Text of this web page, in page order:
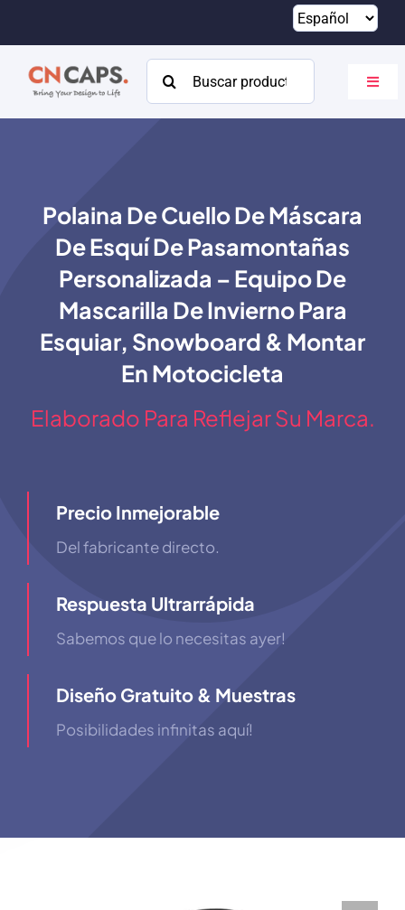
contenido
Buscar:
Catalogar
Acerca de
Recursos
Contacto
Polaina De Cuello De Máscara
De Esquí De Pasamontañas
Personalizada – Equipo De
Mascarilla De Invierno Para
Esquiar, Snowboard & Montar
En Motocicleta
Elaborado Para Reflejar Su Marca.
Precio Inmejorable
Del fabricante directo.
Respuesta Ultrarrápida
Sabemos que lo necesitas ayer!
Diseño Gratuito & Muestras
Posibilidades infinitas aquí!